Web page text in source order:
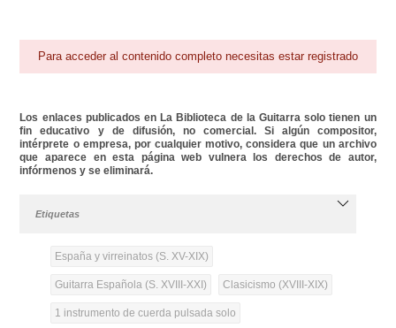
Para acceder al contenido completo necesitas estar registrado
Los enlaces publicados en La Biblioteca de la Guitarra solo tienen un
fin educativo y de difusión, no comercial. Si algún compositor,
intérprete o empresa, por cualquier motivo, considera que un archivo
que aparece en esta página web vulnera los derechos de autor,
infórmenos y se eliminará.
Etiquetas
España y virreinatos (S. XV-XIX)
Guitarra Española (S. XVIII-XXI) Clasicismo (XVIII-XIX)
1 instrumento de cuerda pulsada solo